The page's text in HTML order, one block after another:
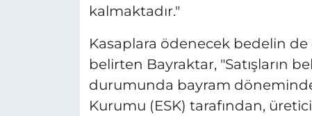
kalmaktadır."
Kasaplara ödenecek bedelin de
belirten Bayraktar, "Satışların
durumunda bayram
Kurumu (ESK) tarafından,